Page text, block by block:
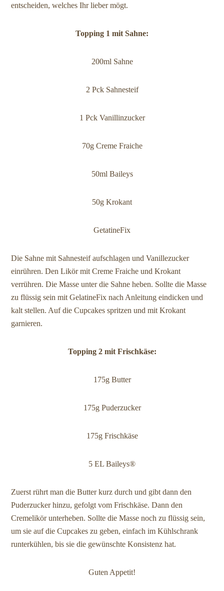
entscheiden, welches Ihr lieber mögt.
Topping 1 mit Sahne:
200ml Sahne
2 Pck Sahnesteif
1 Pck Vanillinzucker
70g Creme Fraiche
50ml Baileys
50g Krokant
GetatineFix
Die Sahne mit Sahnesteif aufschlagen und Vanillezucker
einrühren. Den Likör mit Creme Fraiche und Krokant
verrühren. Die Masse unter die Sahne heben. Sollte die Masse
zu flüssig sein mit GelatineFix nach Anleitung eindicken und
kalt stellen. Auf die Cupcakes spritzen und mit Krokant
garnieren.
Topping 2 mit Frischkäse:
175g Butter
175g Puderzucker
175g Frischkäse
5 EL Baileys®
Zuerst rührt man die Butter kurz durch und gibt dann den
Puderzucker hinzu, gefolgt vom Frischkäse. Dann den
Cremelikör unterheben. Sollte die Masse noch zu flüssig sein,
um sie auf die Cupcakes zu geben, einfach im Kühlschrank
runterkühlen, bis sie die gewünschte Konsistenz hat.
Guten Appetit!